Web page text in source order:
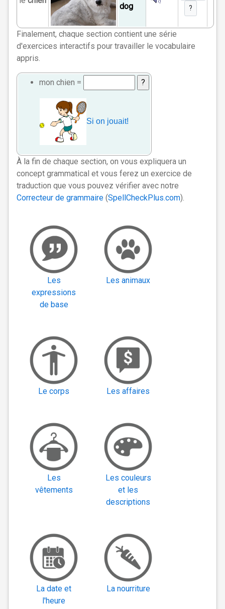
dog
?
Finalement, chaque section contient une série
d'exercices interactifs pour travailler le vocabulaire
appris.
mon chien =
Si on jouait!
À la fin de chaque section, on vous expliquera un
concept grammatical et vous ferez un exercice de
traduction que vous pouvez vérifier avec notre
Correcteur de grammaire (SpellCheckPlus.com).
Les
expressions
de base
Les animaux
Le corps Les affaires
Les
vêtements
Les couleurs
et les
descriptions
La date et
l'heure
La nourriture